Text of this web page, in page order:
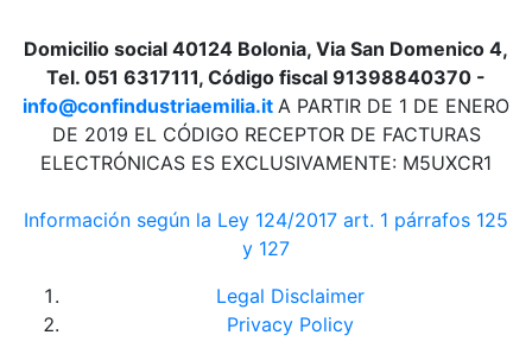
Domicilio social 40124 Bolonia, Via San Domenico 4,
Tel. 051 6317111, Código fiscal 91398840370 -
info@confindustriaemilia.it A PARTIR DE 1 DE ENERO
DE 2019 EL CÓDIGO RECEPTOR DE FACTURAS
ELECTRÓNICAS ES EXCLUSIVAMENTE: M5UXCR1
Información según la Ley 124/2017 art. 1 párrafos 125
y 127
Legal Disclaimer
Privacy Policy